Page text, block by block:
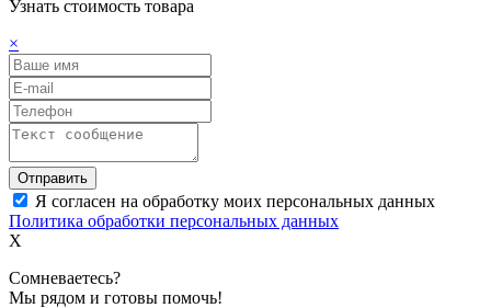
Узнать стоимость товара
×
Отправить
Я согласен на обработку моих персональных данных
Политика обработки персональных данных
X
Сомневаетесь?
Мы рядом и готовы помочь!